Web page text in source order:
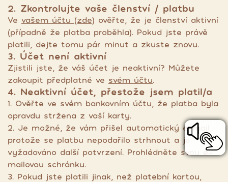
2. Zkontrolujte vaše členství / platbu
Ve vašem účtu (zde) ověřte, že je členství aktivní
(případně že platba proběhla). Pokud jste právě
platili, dejte tomu pár minut a zkuste znovu.
3. Účet není aktivní
Zjistili jste, že váš účet je neaktivní? Můžete
zakoupit předplatné ve svém účtu.
4. Neaktivní účet, přestože jsem platil/a
1. Ověřte ve svém bankovním účtu, že platba byla
opravdu stržena z vaší karty.
2. Je možné, že vám přišel automatický e-mail,
protože se platbu nepodařilo strhnout a je
vyžadováno další potvrzení. Prohlédněte svou e-
mailovou schránku.
3. Pokud jste platili jinak, než platební kartou,